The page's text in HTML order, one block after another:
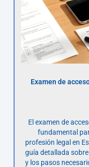
Examen de
El examen de
fundamental
profesión legal en
guía detallada
y los pasos